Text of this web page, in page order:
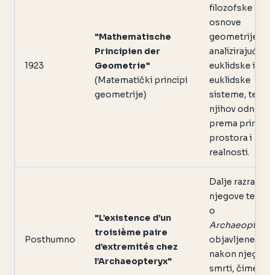
1923
"Mathematische
Principien der
Geometrie"
(Matematički principi
geometrije)
filozofske
osnove
geometrije,
analizirajući
euklidske i
euklidske
sisteme, te
njihov odnos
prema prirodi
prostora i
realnosti.
Posthumno
"L’existence d’un
troisième paire
d’extremités chez
l’Archaeopteryx"
Dalje razrade
njegove
o
objavljene
nakon
smrti, čime je